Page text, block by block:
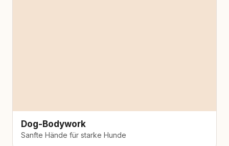
Dog-Bodywork
Sanfte Hände für starke Hunde